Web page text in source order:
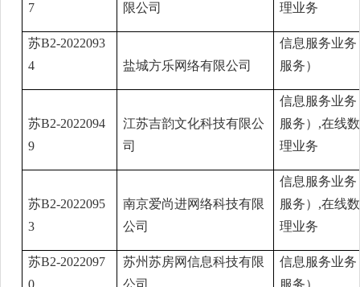
7
限公司
理业务
苏B2-2022093
4
盐城方乐网络有限公司
信息服务业
服务）
苏B2-2022094
9
江苏吉韵文化科技有限公
司
信息服务业
服务）,在线
理业务
苏B2-2022095
3
南京爱尚进网络科技有限
公司
信息服务业
服务）,在线
理业务
苏B2-2022097
0
苏州苏房网信息科技有限
公司
信息服务业
服务）